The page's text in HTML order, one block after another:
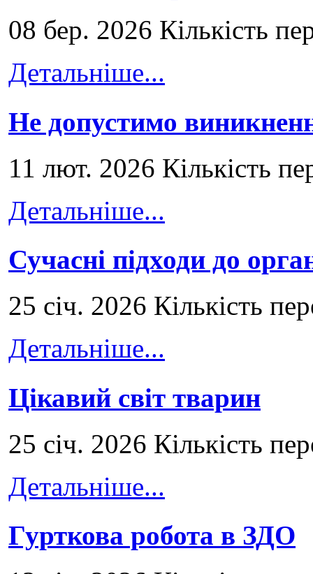
08 бер. 2026 Кількість
Детальніше...
Не допустимо
11 лют. 2026 Кількість
Детальніше...
Сучасні підходи до
25 січ. 2026 Кількість
Детальніше...
Цікавий світ тварин
25 січ. 2026 Кількість
Детальніше...
Гурткова робота в ЗДО